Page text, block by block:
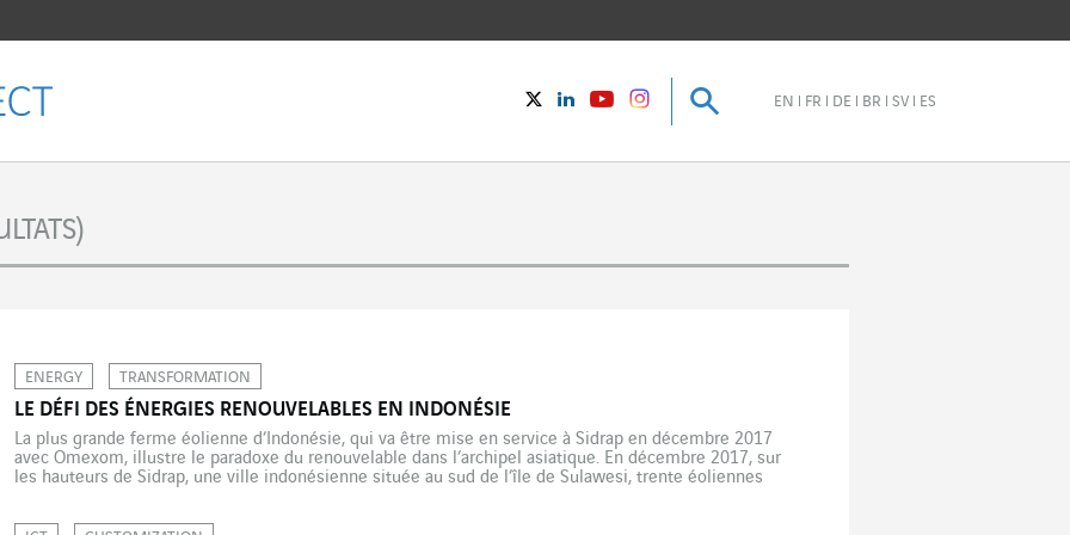
TwitterLinkedInYoutubeinstagram Recherche
EN FR DE BR SV ES
Recherche
ENERGY TRANSFORMATION
LE DÉFI DES ÉNERGIES RENOUVELABLES EN INDONÉSIE
La plus grande ferme éolienne d’Indonésie, qui va être mise en service à Sidrap en décembre 2017
avec Omexom, illustre le paradoxe du renouvelable dans l’archipel asiatique. En décembre 2017, sur
les hauteurs de Sidrap, une ville indonésienne située au sud de l’île de Sulawesi, trente éoliennes